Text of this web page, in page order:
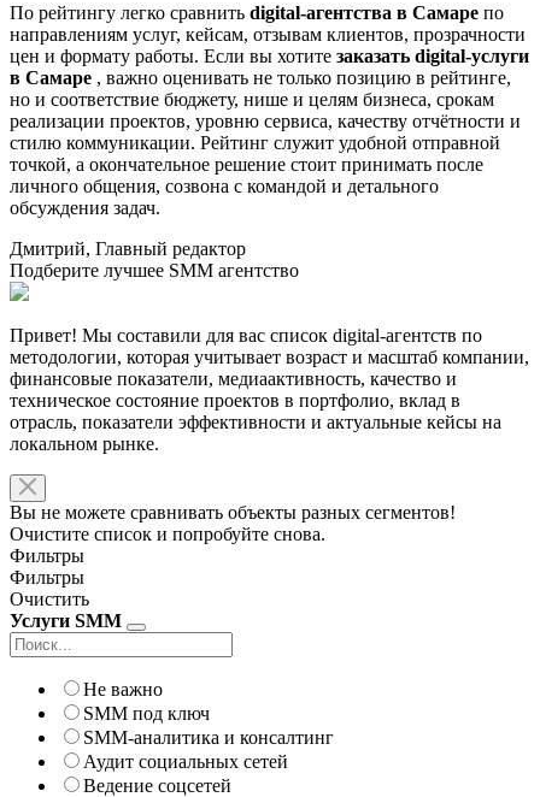
По рейтингу легко сравнить digital-агентства в Самаре по
направлениям услуг, кейсам, отзывам клиентов, прозрачности
цен и формату работы. Если вы хотите заказать digital-услуги
в Самаре , важно оценивать не только позицию в рейтинге,
но и соответствие бюджету, нише и целям бизнеса, срокам
реализации проектов, уровню сервиса, качеству отчётности и
стилю коммуникации. Рейтинг служит удобной отправной
точкой, а окончательное решение стоит принимать после
личного общения, созвона с командой и детального
обсуждения задач.
Дмитрий, Главный редактор
Подберите лучшее SMM агентство
Привет! Мы составили для вас список digital-агентств по
методологии, которая учитывает возраст и масштаб компании,
финансовые показатели, медиаактивность, качество и
техническое состояние проектов в портфолио, вклад в
отрасль, показатели эффективности и актуальные кейсы на
локальном рынке.
Вы не можете сравнивать объекты разных сегментов!
Очистите список и попробуйте снова.
Фильтры
Фильтры
Очистить
Услуги SMM
Не важно
SMM под ключ
SMM-аналитика и консалтинг
Аудит социальных сетей
Ведение соцсетей